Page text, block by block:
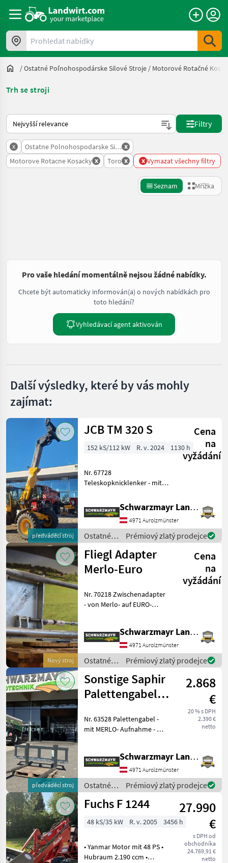
Prohledat nabídky
/Ostatné Poľnohospodárske Silové Stroje / Motorové Rotačné
Trh se stroji
Takto se řadí nabídky na Landwirt.com
Filtry
x Ostatne Polnohospodarske Silove Stroje
x
Motorove Rotacne Kosacky x Toro x x Vymazat všechny filtry
Seznam Mřížka
Pro vaše hledání momentálně nejsou žádné nabídky.
Chcete být automaticky informován(a) o nových nabídkách pro
toto hledání?
Vyhledávací agent aktivován
Další výsledky, které by vás mohly
zajímat:
předváděcí stroj
JCB TM 320 S
Cena
na
vyžádání
152 kS/112 kW R. v. 2024 1130 h
Nr. 67728
Teleskopknicklenker - mit
Common Rail, Stufe V, SCR
Technologie mit AdBlue
und DPF - mit 160 Liter
Kraftstofftank - mit 29 Lite
Schwarzmayr Landtechnik GmbH - Aurolzmünster
4971 Aurolzmünster
Ostatné
poľnohospodárske
silové
stroje /
JCB
Prémiový zlatý prodejce
Nový stroj
Fliegl Adapter
Merlo-Euro
Cena
na
vyžádání
Nr. 70218 Zwischenadapter
- von Merlo- auf EURO-
Verkaufsteam der Fa.
Schwarzmayr zeigt Ihnen
das Gerät/Maschine ger
Schwarzmayr Landtechnik GmbH - Aurolzmünster
4971 Aurolzmünster
Ostatné
poľnohospodárske
silové
stroje /
Fliegl
Prémiový zlatý prodejce
předváděcí stroj
Sonstige Saphir
Palettengabel
2.868
€
20 % s DPH
2.390 €
netto
Nr. 63528 Palettengabel -
mit MERLO- Aufnahme - mit
mit 1.500mm Zinkenlänge
Das Verkaufsteam der Fa.
Sch
Schwarzmayr Landtechnik GmbH - Aurolzmünster
4971 Aurolzmünster
Ostatné
poľnohospodárske
silové
Sonstige
Prémiový zlatý prodejce
Fuchs F 1244
27.990
€
s DPH od
obchodníka
24.769,91 €
netto
48 kS/35 kW R. v. 2005 3456 h
• Yanmar Motor mit 48 PS •
Hubraum 2.190 ccm •